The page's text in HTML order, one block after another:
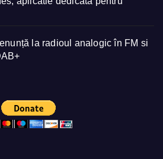
la radioul analogic în FM si